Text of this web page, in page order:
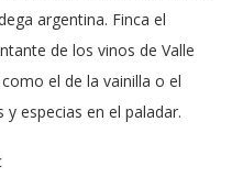
argentina. Finca el
de los vinos de Valle
el de la vainilla o el
especias en el paladar.